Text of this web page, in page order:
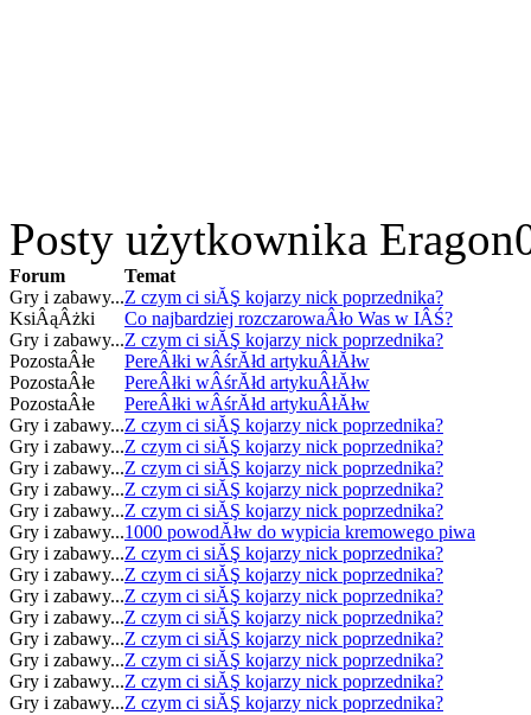
Posty użytkownika
Forum
Temat
Gry i zabawy...Z czym ci siĂŞ kojarzy nick poprzednika?
KsiÂąÂżki
Co najbardziej rozczarowaÂło Was w IÂŚ?
Gry i zabawy...Z czym ci siĂŞ kojarzy nick poprzednika?
PozostaÂłe
PereÂłki wÂśrĂłd artykuÂłĂłw
PozostaÂłe
PereÂłki wÂśrĂłd artykuÂłĂłw
PozostaÂłe
PereÂłki wÂśrĂłd artykuÂłĂłw
Gry i zabawy...Z czym ci siĂŞ kojarzy nick poprzednika?
Gry i zabawy...Z czym ci siĂŞ kojarzy nick poprzednika?
Gry i zabawy...Z czym ci siĂŞ kojarzy nick poprzednika?
Gry i zabawy...Z czym ci siĂŞ kojarzy nick poprzednika?
Gry i zabawy...Z czym ci siĂŞ kojarzy nick poprzednika?
Gry i zabawy...1000 powodĂłw do wypicia kremowego piwa
Gry i zabawy...Z czym ci siĂŞ kojarzy nick poprzednika?
Gry i zabawy...Z czym ci siĂŞ kojarzy nick poprzednika?
Gry i zabawy...Z czym ci siĂŞ kojarzy nick poprzednika?
Gry i zabawy...Z czym ci siĂŞ kojarzy nick poprzednika?
Gry i zabawy...Z czym ci siĂŞ kojarzy nick poprzednika?
Gry i zabawy...Z czym ci siĂŞ kojarzy nick poprzednika?
Gry i zabawy...Z czym ci siĂŞ kojarzy nick poprzednika?
Gry i zabawy...Z czym ci siĂŞ kojarzy nick poprzednika?